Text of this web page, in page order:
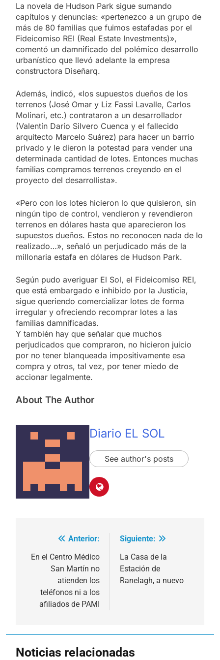
La novela de Hudson Park sigue sumando
capítulos y denuncias: «pertenezco a un grupo de
más de 80 familias que fuimos estafadas por el
Fideicomiso REI (Real Estate Investments)»,
comentó un damnificado del polémico desarrollo
urbanístico que llevó adelante la empresa
constructora Diseñarq.
Además, indicó, «los supuestos dueños de los
terrenos (José Omar y Liz Fassi Lavalle, Carlos
Molinari, etc.) contrataron a un desarrollador
(Valentín Darío Silvero Cuenca y el fallecido
arquitecto Marcelo Suárez) para hacer un barrio
privado y le dieron la potestad para vender una
determinada cantidad de lotes. Entonces muchas
familias compramos terrenos creyendo en el
proyecto del desarrollista».
«Pero con los lotes hicieron lo que quisieron, sin
ningún tipo de control, vendieron y revendieron
terrenos en dólares hasta que aparecieron los
supuestos dueños. Estos no reconocen nada de lo
realizado…», señaló un perjudicado más de la
millonaria estafa en dólares de Hudson Park.
Según pudo averiguar El Sol, el Fideicomiso REI,
que está embargado e inhibido por la Justicia,
sigue queriendo comercializar lotes de forma
irregular y ofreciendo recomprar lotes a las
familias damnificadas.
Y también hay que señalar que muchos
perjudicados que compraron, no hicieron juicio
por no tener blanqueada impositivamente esa
compra y otros, tal vez, por tener miedo de
accionar legalmente.
About The Author
Diario EL SOL
See author's posts
Navegación
de
entradas
Anterior:
En el Centro Médico
San Martín no
atienden los
teléfonos ni a los
afiliados de PAMI
Siguiente:
La Casa de la
Estación de
Ranelagh, a nuevo
Noticias relacionadas